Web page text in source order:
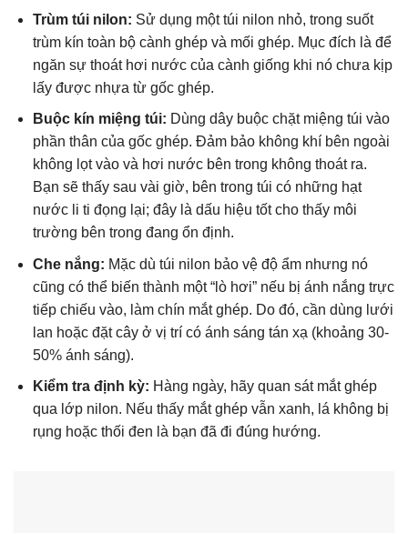
Trùm túi nilon: Sử dụng một túi nilon nhỏ, trong suốt
trùm kín toàn bộ cành ghép và mối ghép. Mục đích là để
ngăn sự thoát hơi nước của cành giống khi nó chưa kịp
lấy được nhựa từ gốc ghép.
Buộc kín miệng túi: Dùng dây buộc chặt miệng túi vào
phần thân của gốc ghép. Đảm bảo không khí bên ngoài
không lọt vào và hơi nước bên trong không thoát ra.
Bạn sẽ thấy sau vài giờ, bên trong túi có những hạt
nước li ti đọng lại; đây là dấu hiệu tốt cho thấy môi
trường bên trong đang ổn định.
Che nắng: Mặc dù túi nilon bảo vệ độ ẩm nhưng nó
cũng có thể biến thành một “lò hơi” nếu bị ánh nắng trực
tiếp chiếu vào, làm chín mắt ghép. Do đó, cần dùng lưới
lan hoặc đặt cây ở vị trí có ánh sáng tán xạ (khoảng 30-
50% ánh sáng).
Kiểm tra định kỳ: Hàng ngày, hãy quan sát mắt ghép
qua lớp nilon. Nếu thấy mắt ghép vẫn xanh, lá không bị
rụng hoặc thối đen là bạn đã đi đúng hướng.